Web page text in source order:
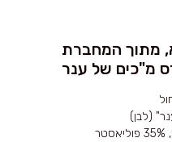
מתוך המחברת
מ"כים של ענר
(לבן)